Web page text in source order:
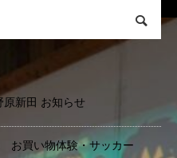
原新田 お知らせ
お買い物体験・サッカー